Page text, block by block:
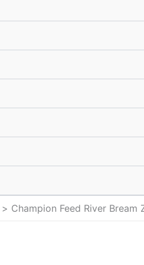
Champion Feed River Bream